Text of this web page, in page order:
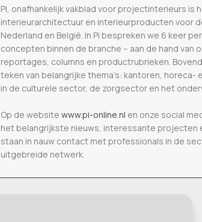
Pi, onafhankelijk vakblad voor projectinterieurs is
interieurarchitectuur en interieurproducten voor
Nederland en België. In Pi bespreken we 6 keer
concepten binnen de branche – aan de hand
reportages, columns en productrubrieken.
teken van belangrijke thema’s: kantoren,
in de culturele sector, de zorgsector en het
Op de website www.pi-online.nl en onze social
het belangrijkste nieuws, interessante projecten
staan in nauw contact met professionals in de
uitgebreide netwerk.